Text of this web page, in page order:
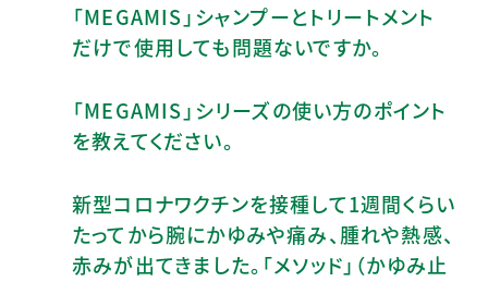
「MEGAMIS」シャンプーとトリートメント
だけで使用しても問題ないですか。
「MEGAMIS」シリーズの使い方のポイント
を教えてください。
新型コロナワクチンを接種して1週間くらい
たってから腕にかゆみや痛み、腫れや熱感、
赤みが出てきました。「メソッド」（かゆみ止